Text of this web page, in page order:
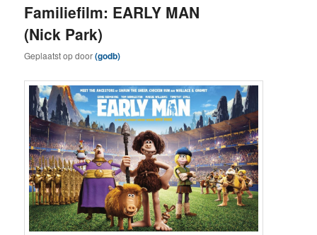
Familiefilm: EARLY MAN
(Nick Park)
Geplaatst opdoor(godb)